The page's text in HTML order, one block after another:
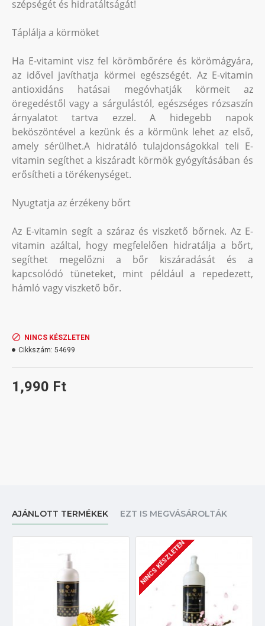
szépségét és hidratáltságát!
Táplálja a körmöket
Ha E-vitamint visz fel körömbőrére és körömágyára,
az idővel javíthatja körmei egészségét. Az E-vitamin
antioxidáns hatásai megóvhatják körmeit az
öregedéstől vagy a sárgulástól, egészséges rózsaszín
árnyalatot tartva ezzel. A hidegebb napok
beköszöntével a kezünk és a körmünk lehet az első,
amely sérülhet.A hidratáló tulajdonságokkal teli E-
vitamin segíthet a kiszáradt körmök gyógyításában és
erősítheti a törékenységet.
Nyugtatja az érzékeny bőrt
Az E-vitamin segít a száraz és viszkető bőrnek. Az E-
vitamin azáltal, hogy megfelelően hidratálja a bőrt,
segíthet megelőzni a bőr kiszáradását és a
kapcsolódó tüneteket, mint például a repedezett,
hámló vagy viszkető bőr.
1,990 Ft
NINCS KÉSZLETEN
Cikkszám: 54699
AJÁNLOTT TERMÉKEK EZT IS MEGVÁSÁROLTÁK
NINCS KÉSZLETEN